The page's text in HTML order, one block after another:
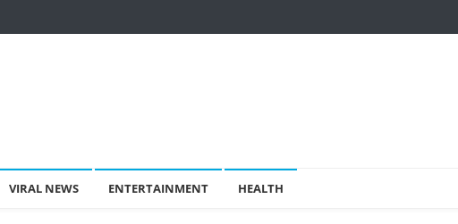
VIRAL NEWS ENTERTAINMENT HEALTH